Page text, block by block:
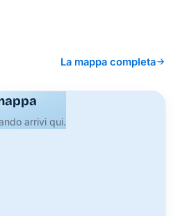
La mappa completa
arrivi qui.